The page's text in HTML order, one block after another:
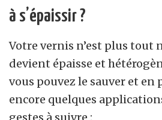
à s’épaissir ?
Votre vernis n’est plus tout
devient épaisse et
vous pouvez le sauver et
encore quelques